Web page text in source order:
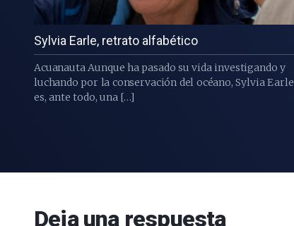
Sylvia Earle, retrato alfabético
Acuanauta Aunque ha pasado su vida investigando y
luchando por la conservación del océano, Sylvia Earle
es, ante todo, una […]
Deja una respuesta